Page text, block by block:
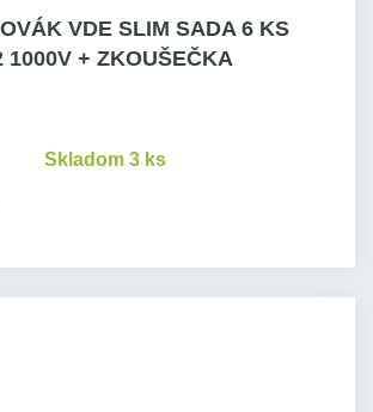
VDE SLIM SADA 6 KS
1000V + ZKOUŠEČKA
Skladom 3 ks